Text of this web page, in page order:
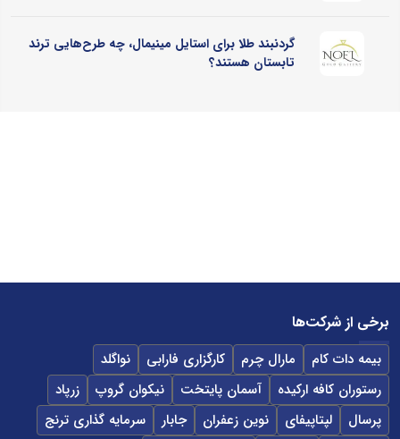
گردنبند طلا برای استایل مینیمال، چه طرح‌هایی ترند
تابستان هستند؟
برخی از شرکت‌ها
بیمه دات کام مارال چرم کارگزاری فارابی
نواگلد
رستوران کافه ارکیده
آسمان پایتخت نیکوان گروپ
زرپاد
پرسال
لپتاپیفای نوین زعفران جابار
سرمایه گذاری ترنج